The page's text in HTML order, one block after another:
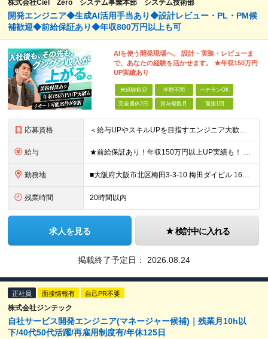
株式会社Ciel Zero システム事業本部 システム技術部
開発エンジニア◆生成AI活用手当あり◆設計レビュー・PL・PM候
補歓迎◆前給保証あり◆年収800万円以上も可
AIを使う開発現場へ。 設計・実装・レビューま
で、あなたの経験を活かせます。 ★年収150万円
UP実績あり
未経験歓迎 学歴不問 ベテランOK
完全週休2日 賞与複数月 面接1回
応募資格 ＜給与UPやスキルUPを目指すエンジニア大歓迎＞ ■学歴不問 ■ブランクありOK ■下記いずれかのご経験をお持ちの方 ・オープン系、Web系、業務系システムの開発経験 ・基本設計、詳細設計、コードレビ
給与 ★前給保証あり！年収150万円以上UP実績も！ ★年収800万円以上も可能 ★賞与やインセンティブ、各種手当あり ----------------------- □提案部分から参画が可能な方 年収80
勤務地 ■大阪府大阪市北区梅田3-3-10 梅田ダイビル 16階 JR「大阪駅」（JR各線）徒歩約5分／阪急・阪神「大阪梅田駅」（阪急各線・阪神本線）徒歩約8分 ■大阪府大阪市北区芝田2-7-18 LUCI
残業時間 20時間以内
求人を見る 検討中に入れる
掲載終了予定日： 2026.08.24
正社員 面接情報有 自己PR不要
株式会社ジンテック
自社サービス開発エンジニア(マネージャー候補)｜残業月10h以
下/40代50代活躍/再雇用制度有/年休125日